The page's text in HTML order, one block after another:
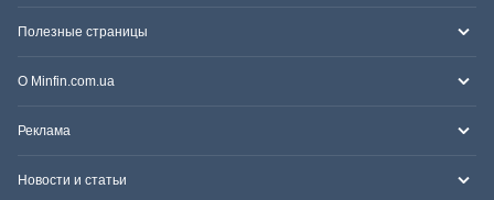
Полезные страницы
О Minfin.com.ua
Реклама
Новости и статьи